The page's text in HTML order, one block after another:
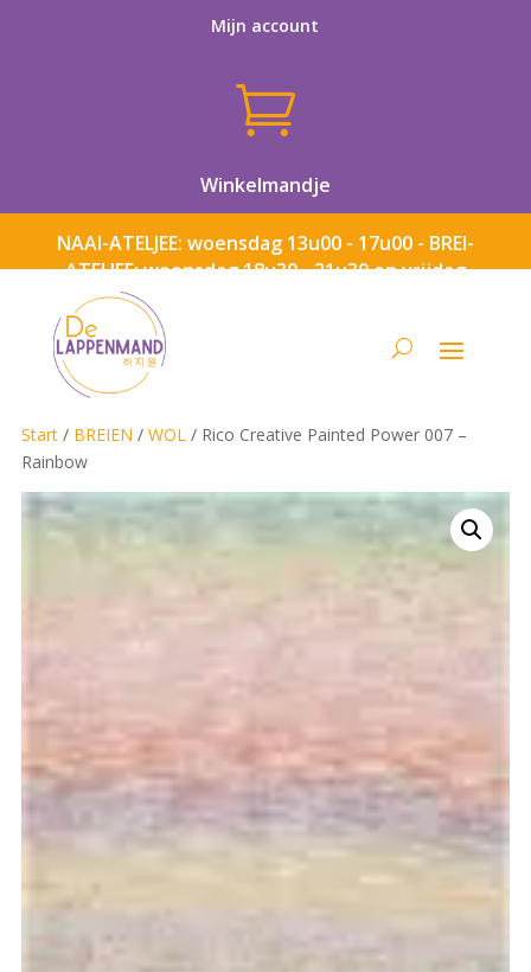
Mijn account

Winkelmandje
NAAI-ATELJEE: woensdag 13u00 - 17u00 - BREI-
ATELJEE: woensdag 18u30 - 21u30 en vrijdag
Start/ BREIEN / WOL / Rico Creative Painted Power 007 –
Rainbow